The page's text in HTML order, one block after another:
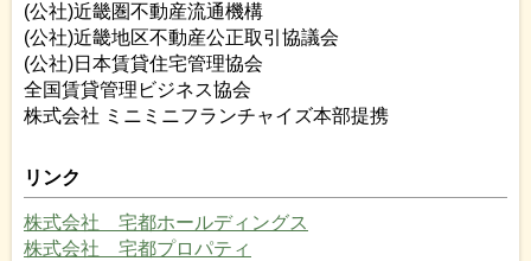
(公社)近畿圏不動産流通機構
(公社)近畿地区不動産公正取引協議会
(公社)日本賃貸住宅管理協会
全国賃貸管理ビジネス協会
株式会社 ミニミニフランチャイズ本部提携
リンク
株式会社 宅都ホールディングス
株式会社 宅都プロパティ